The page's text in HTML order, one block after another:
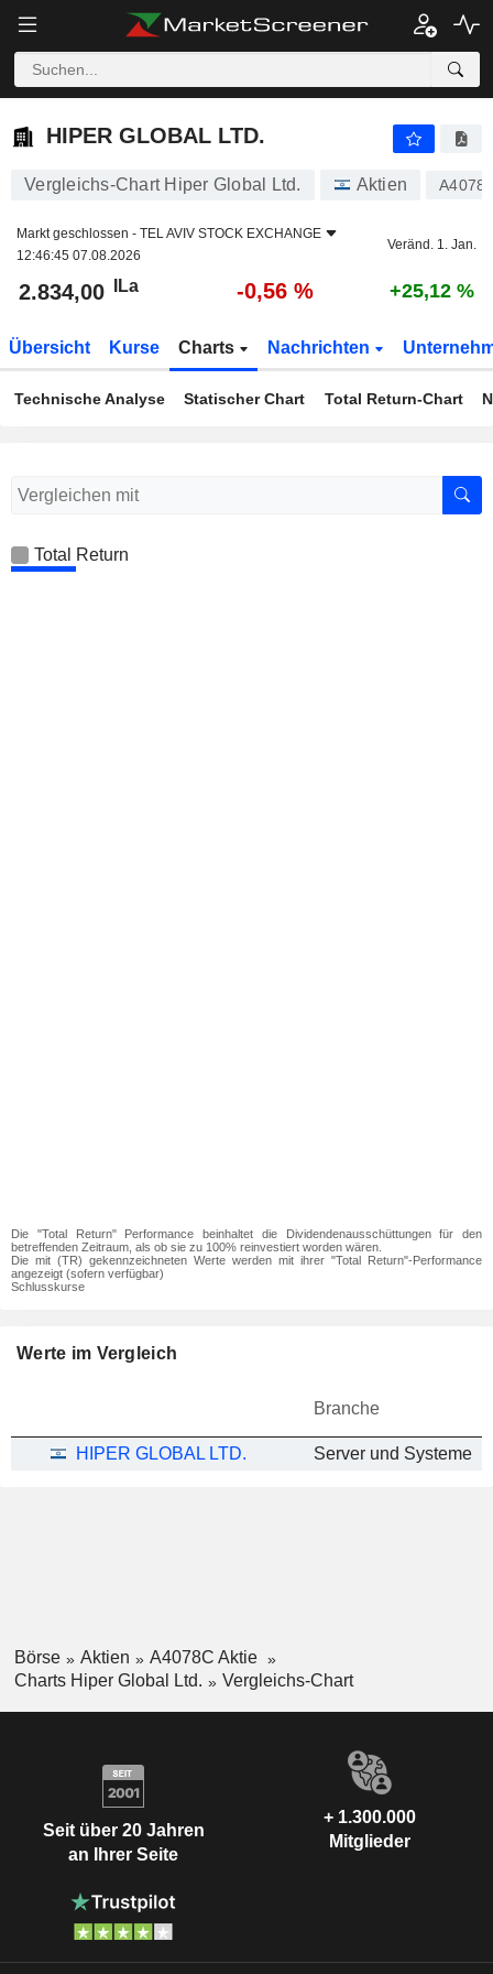
HIPER GLOBAL LTD.
HIPER GLOBAL LTD.
Vergleichs-Chart Hiper Global Ltd. Aktien
Markt geschlossen - TEL AVIV STOCK EXCHANGE
12:46:45 07.08.2026
Veränd. 1. Jan.
2.834,00 ILa -0,56 % +25,12 %
Übersicht Kurse Charts Nachrichten
Technische Analyse Statischer Chart Total Return-Chart
Total Return
Die "Total Return" Performance beinhaltet die Dividendenausschüttungen für den
betreffenden Zeitraum, als ob sie zu 100% reinvestiert worden wären.
Die mit (TR) gekennzeichneten Werte werden mit ihrer "Total Return"-Performance
angezeigt (sofern verfügbar)
Schlusskurse
Werte im Vergleich
Branche
HIPER GLOBAL LTD. Server und Systeme
Börse Aktien
A4078C Aktie
Charts Hiper Global Ltd.
Vergleichs-Chart
Seit über 20 Jahren
an Ihrer Seite
+ 1.300.000
Mitglieder